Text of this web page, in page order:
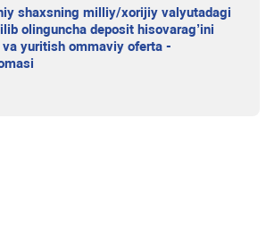
shaxsning milliy/xorijiy valyutadagi
olinguncha deposit hisovarag’ini
yuritish ommaviy oferta -